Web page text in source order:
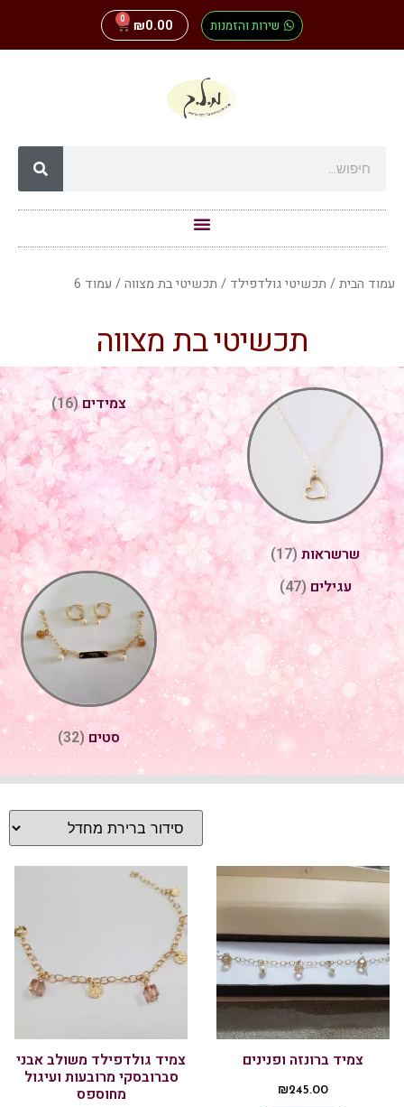
שירות והזמנות ₪0.00
0
עמוד הבית/ תכשיטי גולדפילד / תכשיטי בת מצווה/ עמוד 6
תכשיטי בת מצווה
שרשראות (17)
צמידים(16)
עגילים (47)
סטים (32)
צמיד ברונזה ופנינים
₪245.00
צמיד גולדפילד משולב אבני
סברובסקי מרובעות ועיגול
מחוספס